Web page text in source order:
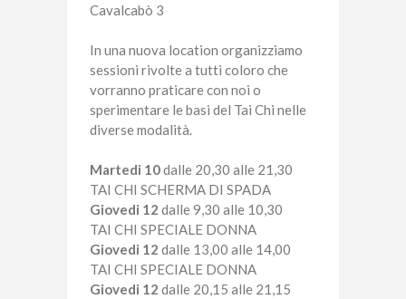
Cavalcabò 3
In una nuova location organizziamo
sessioni rivolte a tutti coloro che
vorranno praticare con noi o
sperimentare le basi del Tai Chi nelle
diverse modalità.
Martedi 10dalle 20,30 alle 21,30
TAI CHI SCHERMA DI SPADA
Giovedi 12 dalle 9,30 alle 10,30
TAI CHI SPECIALE DONNA
Giovedi 12 dalle 13,00 alle 14,00
TAI CHI SPECIALE DONNA
Giovedi 12 dalle 20,15 alle 21,15